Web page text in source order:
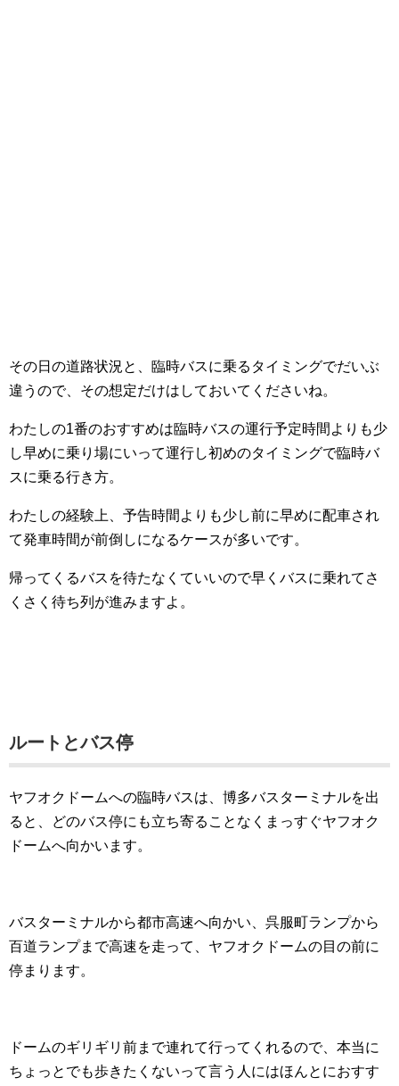
その日の道路状況と、臨時バスに乗るタイミングでだいぶ
違うので、その想定だけはしておいてくださいね。
わたしの1番のおすすめは臨時バスの運行予定時間よりも少
し早めに乗り場にいって運行し初めのタイミングで臨時バ
スに乗る行き方。
わたしの経験上、予告時間よりも少し前に早めに配車され
て発車時間が前倒しになるケースが多いです。
帰ってくるバスを待たなくていいので早くバスに乗れてさ
くさく待ち列が進みますよ。
ルートとバス停
ヤフオクドームへの臨時バスは、博多バスターミナルを出
ると、どのバス停にも立ち寄ることなくまっすぐヤフオク
ドームへ向かいます。
バスターミナルから都市高速へ向かい、呉服町ランプから
百道ランプまで高速を走って、ヤフオクドームの目の前に
停まります。
ドームのギリギリ前まで連れて行ってくれるので、本当に
ちょっとでも歩きたくないって言う人にはほんとにおすす